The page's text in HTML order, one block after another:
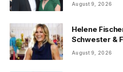
August 9, 2026
Helene
Schwester &
August 9, 2026